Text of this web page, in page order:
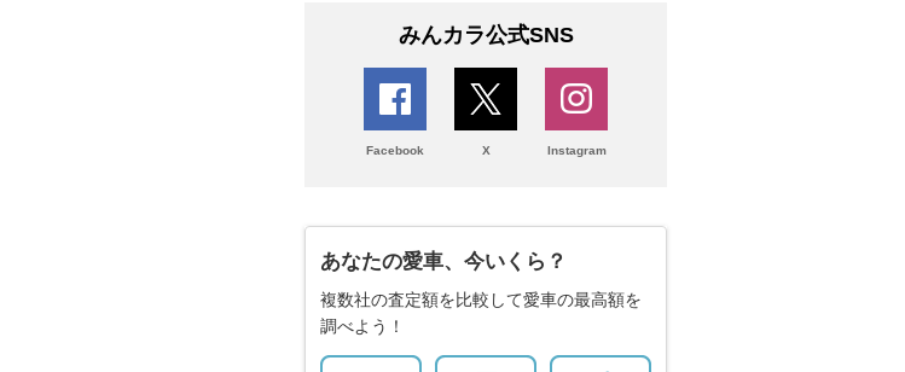
みんカラ公式SNS
Facebook X Instagram
あなたの愛車、今いくら？
複数社の査定額を比較して愛車の最高額を
調べよう！